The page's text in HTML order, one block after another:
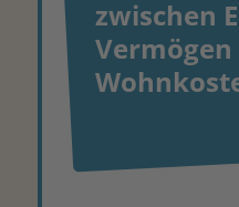
zwischen